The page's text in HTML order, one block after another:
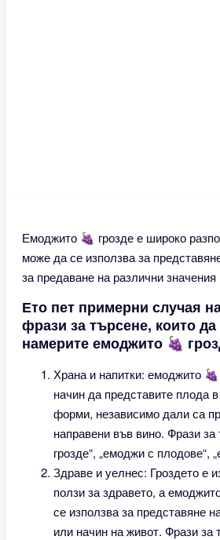
Емоджито 🍇 грозде е широко
може да се използва за
за предаване на различни
Ето пет примерни случая
фрази за търсене, които
намерите емоджито 🍇
Храна и напитки: емоджито
начин да представите плода
форми, независимо дали са
направени във вино. Фрази
грозде“, „емоджи с плодове“,
Здраве и уелнес: Гроздето е
ползи за здравето, а
се използва за представяне
или начин на живот. Фрази за